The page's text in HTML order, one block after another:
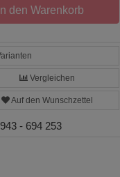
den Warenkorb
Vergleichen
Auf den Wunschzettel
- 694 253